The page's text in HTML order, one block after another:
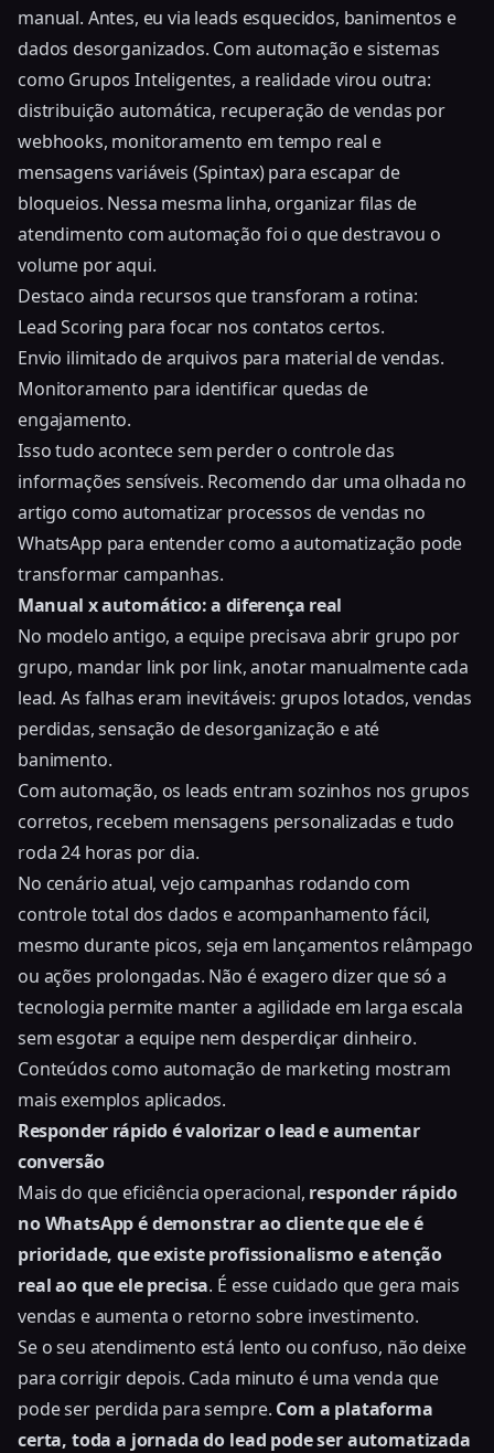
manual. Antes, eu via leads esquecidos, banimentos e
dados desorganizados. Com automação e sistemas
como Grupos Inteligentes, a realidade virou outra:
distribuição automática, recuperação de vendas por
webhooks, monitoramento em tempo real e
mensagens variáveis (Spintax) para escapar de
bloqueios. Nessa mesma linha, organizar filas de
atendimento com automação foi o que destravou o
volume por aqui.
Destaco ainda recursos que transforam a rotina:
Lead Scoring para focar nos contatos certos.
Envio ilimitado de arquivos para material de vendas.
Monitoramento para identificar quedas de
engajamento.
Isso tudo acontece sem perder o controle das
informações sensíveis. Recomendo dar uma olhada no
artigo como automatizar processos de vendas no
WhatsApp para entender como a automatização pode
transformar campanhas.
Manual x automático: a diferença real
No modelo antigo, a equipe precisava abrir grupo por
grupo, mandar link por link, anotar manualmente cada
lead. As falhas eram inevitáveis: grupos lotados, vendas
perdidas, sensação de desorganização e até
banimento.
Com automação, os leads entram sozinhos nos grupos
corretos, recebem mensagens personalizadas e tudo
roda 24 horas por dia.
No cenário atual, vejo campanhas rodando com
controle total dos dados e acompanhamento fácil,
mesmo durante picos, seja em lançamentos relâmpago
ou ações prolongadas. Não é exagero dizer que só a
tecnologia permite manter a agilidade em larga escala
sem esgotar a equipe nem desperdiçar dinheiro.
Conteúdos como automação de marketing mostram
mais exemplos aplicados.
Responder rápido é valorizar o lead e aumentar
conversão
Mais do que eficiência operacional, responder rápido
no WhatsApp é demonstrar ao cliente que ele é
prioridade, que existe profissionalismo e atenção
real ao que ele precisa. É esse cuidado que gera mais
vendas e aumenta o retorno sobre investimento.
Se o seu atendimento está lento ou confuso, não deixe
para corrigir depois. Cada minuto é uma venda que
pode ser perdida para sempre. Com a plataforma
certa, toda a jornada do lead pode ser automatizada